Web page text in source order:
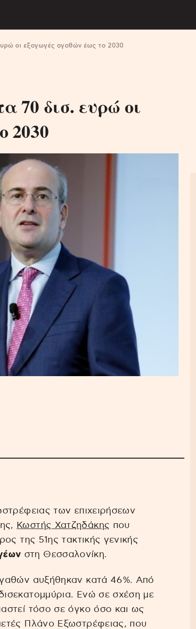
οι εξαγωγές αγαθών έως το 2030
70 δισ. ευρώ οι
2030
των επιχειρήσεων
Κωστής Χατζηδάκης που
της 51ης τακτικής γενικής
στη Θεσσαλονίκη.
αυξήθηκαν κατά 46%. Από
Ενώ σε σχέση με
τόσο σε όγκο όσο και ως
Πλάνο Εξωστρέφειας, που